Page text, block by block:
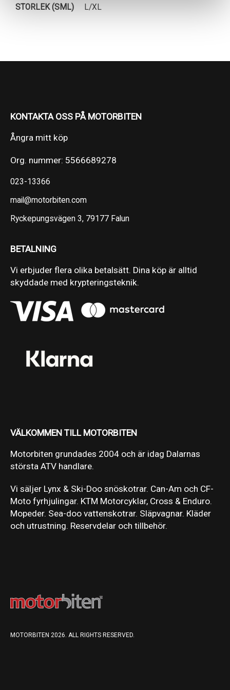
STORLEK (SML) L/XL
KONTAKTA OSS PÅ MOTORBITEN
Ångra mitt köp
Org. nummer: 5566689278
023-13366
mail@motorbiten.com
Ryckepungsvägen 3, 79177 Falun
BETALNING
Vi erbjuder flera olika betalsätt. Dina köp är alltid
skyddade med krypteringsteknik.
VÄLKOMMEN TILL MOTORBITEN
Motorbiten grundades 2004 och är idag Dalarnas
största ATV handlare.
Vi säljer Lynx & Ski-Doo snöskotrar. Can-Am och CF-
Moto fyrhjulingar. KTM Motorcyklar, Cross & Enduro.
Mopeder. Sea-doo vattenskotrar. Släpvagnar. Kläder
och utrustning. Reservdelar och tillbehör.
MOTORBITEN 2026. ALL RIGHTS RESERVED.